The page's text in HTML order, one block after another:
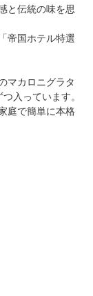
と伝統の味を思
帝国ホテル特選
マカロニグラタ
入っています。
庭で簡単に本格